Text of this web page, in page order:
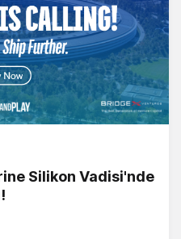
Silikon Vadisi'nde